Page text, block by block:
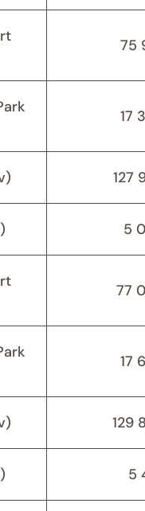
75
17
127
5
77
17
129
5